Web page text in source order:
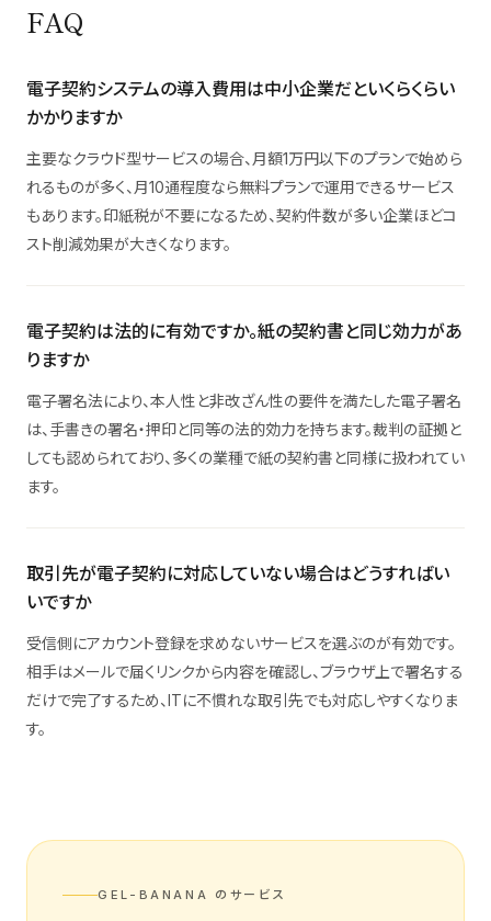
FAQ
電子契約システムの導入費用は中小企業だといくらくらい
かかりますか
主要なクラウド型サービスの場合、月額1万円以下のプランで始めら
れるものが多く、月10通程度なら無料プランで運用できるサービス
もあります。印紙税が不要になるため、契約件数が多い企業ほどコ
スト削減効果が大きくなります。
電子契約は法的に有効ですか。紙の契約書と同じ効力があ
りますか
電子署名法により、本人性と非改ざん性の要件を満たした電子署名
は、手書きの署名・押印と同等の法的効力を持ちます。裁判の証拠と
しても認められており、多くの業種で紙の契約書と同様に扱われてい
ます。
取引先が電子契約に対応していない場合はどうすればい
いですか
受信側にアカウント登録を求めないサービスを選ぶのが有効です。
相手はメールで届くリンクから内容を確認し、ブラウザ上で署名する
だけで完了するため、ITに不慣れな取引先でも対応しやすくなりま
す。
GEL-BANANA のサービス